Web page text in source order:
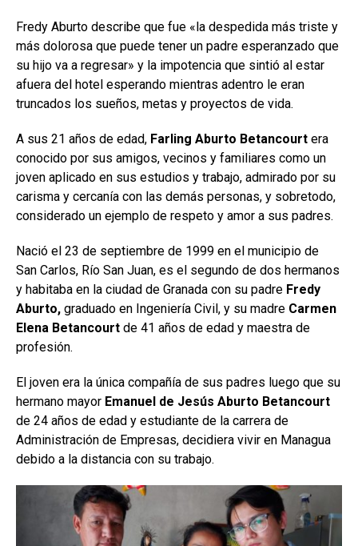
Fredy Aburto describe que fue «la despedida más triste y
más dolorosa que puede tener un padre esperanzado que
su hijo va a regresar» y la impotencia que sintió al estar
afuera del hotel esperando mientras adentro le eran
truncados los sueños, metas y proyectos de vida.
A sus 21 años de edad, Farling Aburto Betancourt era
conocido por sus amigos, vecinos y familiares como un
joven aplicado en sus estudios y trabajo, admirado por su
carisma y cercanía con las demás personas, y sobretodo,
considerado un ejemplo de respeto y amor a sus padres.
Nació el 23 de septiembre de 1999 en el municipio de
San Carlos, Río San Juan, es el segundo de dos hermanos
y habitaba en la ciudad de Granada con su padre Fredy
Aburto, graduado en Ingeniería Civil, y su madre Carmen
Elena Betancourt de 41 años de edad y maestra de
profesión.
El joven era la única compañía de sus padres luego que su
hermano mayor Emanuel de Jesús Aburto Betancourt
de 24 años de edad y estudiante de la carrera de
Administración de Empresas, decidiera vivir en Managua
debido a la distancia con su trabajo.